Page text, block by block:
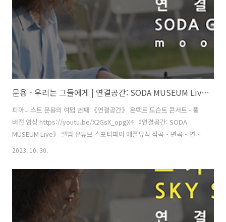
미술관,..
문용 - 우리는 그들에게 | 연결공간: SODA MUSEUM Live 4K MV
피아니스트 문용의 여덟 번째 《연결공간》 온택트 도슨트 콘서트 - 풀
버전 영상 https://youtu.be/X2GsX_opgX4 《연결공간: SODA
MUSEUM Live》 앨범 유튜브 스포티파이 애플뮤직 작곡・편곡・연주
- 문용(moonyong) 대본・내레이션 - 문용(moonyong) 기획・행정 및
보조 스태프 - 홍종화 영상 - 유영균(STUDIO2F) 촬영 - 유영균 촬영 보조
스태프 - 황진규 음향 - 곽동준(K-SOUND) 음향 조감독 - 남동훈 협력 -
김민정 운영 매니저, 김채린 도슨트 [ 전시 ] 《불편한 미술관: 우리는 그
들에게(Us and Them)》 주최·주관 - 문타라엔터테인먼트 | 협력 - 소다
미술관,..
2023. 10. 30.